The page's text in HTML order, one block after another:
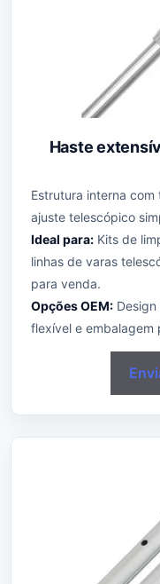
Haste
Estrutura interna
ajuste telescópico
Ideal para: Kits de
linhas de varas
para venda.
Opções OEM:
flexível e embalagem